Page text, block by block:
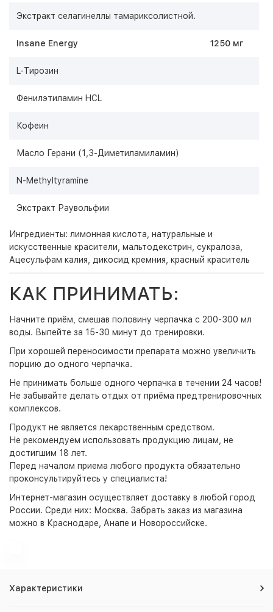
Экстракт селагинеллы тамариксолистной.
Insane Energy 1250 мг
L-Тирозин
Фенилэтиламин HCL
Кофеин
Масло Герани (1,3-Диметиламиламин)
N-Methyltyramine
Экстракт Раувольфии
Ингредиенты: лимонная кислота, натуральные и
искусственные красители, мальтодекстрин, сукралоза,
Ацесульфам калия, дикосид кремния, красный краситель
КАК ПРИНИМАТЬ:
Начните приём, смешав половину черпачка с 200-300 мл
воды. Выпейте за 15-30 минут до тренировки.
При хорошей переносимости препарата можно увеличить
порцию до одного черпачка.
Не принимать больше одного черпачка в течении 24 часов!
Не забывайте делать отдых от приёма предтренировочных
комплексов.
Продукт не является лекарственным средством.
Не рекомендуем использовать продукцию лицам, не
достигшим 18 лет.
Перед началом приема любого продукта обязательно
проконсультируйтесь у специалиста!
Интернет-магазин осуществляет доставку в любой город
России. Среди них: Москва. Забрать заказ из магазина
можно в Краснодаре, Анапе и Новороссийске.
Характеристики